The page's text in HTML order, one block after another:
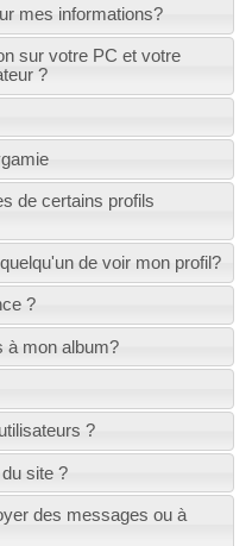
mes informations?
sur votre PC et votre
?
de certains profils
de voir mon profil?
?
à mon album?
?
site ?
des messages ou à